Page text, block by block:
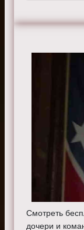
Смотреть
дочери и